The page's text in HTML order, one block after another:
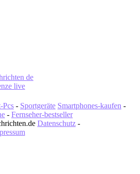
de
live
Pcs - Sportgeräte Smartphones-kaufen -
- Fernseher-bestseller
Datenschutz -